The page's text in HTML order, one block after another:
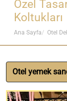
Özel
Koltukları
Ana Sayfa Otel
Otel yemek